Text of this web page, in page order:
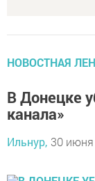
НОВОСТНАЯ
В Донецке
канала»
Ильнур, 30 июня